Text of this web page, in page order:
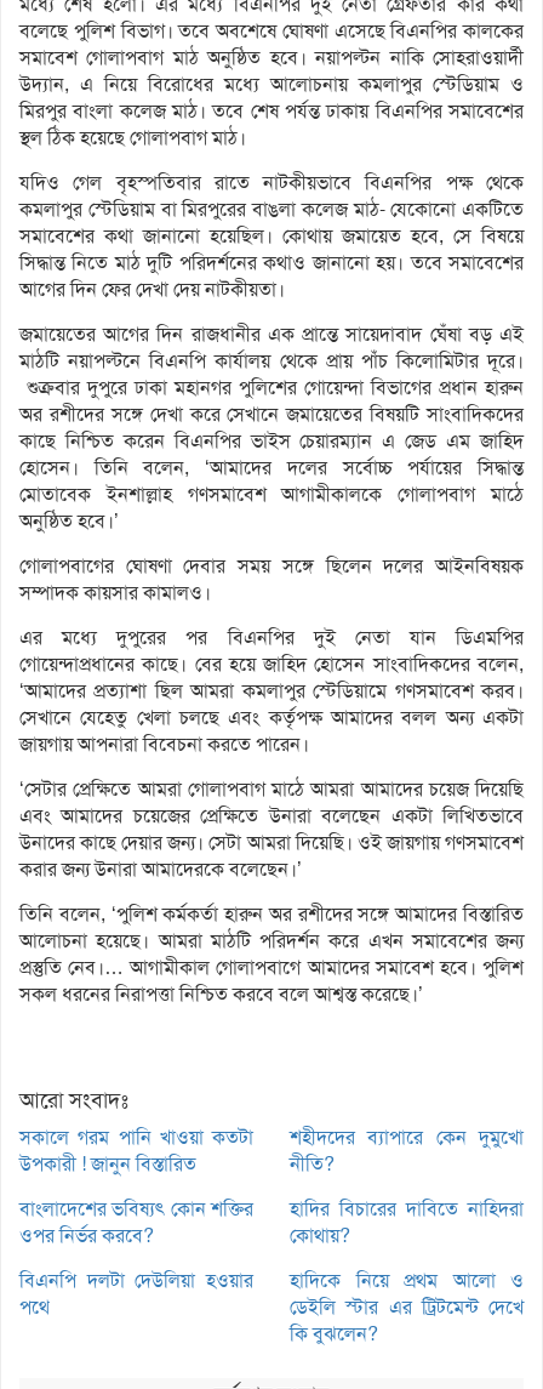
বলেছে পুলিশ বিভাগ। তবে অবশেষে ঘোষণা এসেছে বিএনপির কালকের
সমাবেশ গোলাপবাগ মাঠ অনুষ্ঠিত হবে। নয়াপল্টন নাকি সোহরাওয়ার্দী
উদ্যান, এ নিয়ে বিরোধের মধ্যে আলোচনায় কমলাপুর স্টেডিয়াম ও
মিরপুর বাংলা কলেজ মাঠ। তবে শেষ পর্যন্ত ঢাকায় বিএনপির সমাবেশের
স্থল ঠিক হয়েছে গোলাপবাগ মাঠ।
যদিও গেল বৃহস্পতিবার রাতে নাটকীয়ভাবে বিএনপির পক্ষ থেকে
কমলাপুর স্টেডিয়াম বা মিরপুরের বাঙলা কলেজ মাঠ- যেকোনো একটিতে
সমাবেশের কথা জানানো হয়েছিল। কোথায় জমায়েত হবে, সে বিষয়ে
সিদ্ধান্ত নিতে মাঠ দুটি পরিদর্শনের কথাও জানানো হয়। তবে সমাবেশের
আগের দিন ফের দেখা দেয় নাটকীয়তা।
জমায়েতের আগের দিন রাজধানীর এক প্রান্তে সায়েদাবাদ ঘেঁষা বড় এই
মাঠটি নয়াপল্টনে বিএনপি কার্যালয় থেকে প্রায় পাঁচ কিলোমিটার দূরে।
শুক্রবার দুপুরে ঢাকা মহানগর পুলিশের গোয়েন্দা বিভাগের প্রধান হারুন
অর রশীদের সঙ্গে দেখা করে সেখানে জমায়েতের বিষয়টি সাংবাদিকদের
কাছে নিশ্চিত করেন বিএনপির ভাইস চেয়ারম্যান এ জেড এম জাহিদ
হোসেন। তিনি বলেন, ‘আমাদের দলের সর্বোচ্চ পর্যায়ের সিদ্ধান্ত
মোতাবেক ইনশাল্লাহ গণসমাবেশ আগামীকালকে গোলাপবাগ মাঠে
অনুষ্ঠিত হবে।’
গোলাপবাগের ঘোষণা দেবার সময় সঙ্গে ছিলেন দলের আইনবিষয়ক
সম্পাদক কায়সার কামালও।
এর মধ্যে দুপুরের পর বিএনপির দুই নেতা যান ডিএমপির
গোয়েন্দাপ্রধানের কাছে। বের হয়ে জাহিদ হোসেন সাংবাদিকদের বলেন,
‘আমাদের প্রত্যাশা ছিল আমরা কমলাপুর স্টেডিয়ামে গণসমাবেশ করব।
সেখানে যেহেতু খেলা চলছে এবং কর্তৃপক্ষ আমাদের বলল অন্য একটা
জায়গায় আপনারা বিবেচনা করতে পারেন।
‘সেটার প্রেক্ষিতে আমরা গোলাপবাগ মাঠে আমরা আমাদের চয়েজ দিয়েছি
এবং আমাদের চয়েজের প্রেক্ষিতে উনারা বলেছেন একটা লিখিতভাবে
উনাদের কাছে দেয়ার জন্য। সেটা আমরা দিয়েছি। ওই জায়গায় গণসমাবেশ
করার জন্য উনারা আমাদেরকে বলেছেন।’
তিনি বলেন, ‘পুলিশ কর্মকর্তা হারুন অর রশীদের সঙ্গে আমাদের বিস্তারিত
আলোচনা হয়েছে। আমরা মাঠটি পরিদর্শন করে এখন সমাবেশের জন্য
প্রস্তুতি নেব।… আগামীকাল গোলাপবাগে আমাদের সমাবেশ হবে। পুলিশ
সকল ধরনের নিরাপত্তা নিশ্চিত করবে বলে আশ্বস্ত করেছে।’
আরো সংবাদঃ
সকালে গরম পানি খাওয়া কতটা
উপকারী ! জানুন বিস্তারিত
শহীদদের ব্যাপারে কেন দুমুখো
নীতি?
বাংলাদেশের ভবিষ্যৎ কোন শক্তির
ওপর নির্ভর করবে?
হাদির বিচারের দাবিতে নাহিদরা
কোথায়?
বিএনপি দলটা দেউলিয়া হওয়ার
পথে
হাদিকে নিয়ে প্রথম আলো ও
ডেইলি স্টার এর ট্রিটমেন্ট দেখে
কি বুঝলেন?